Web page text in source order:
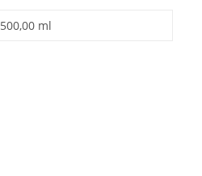
500,00 ml